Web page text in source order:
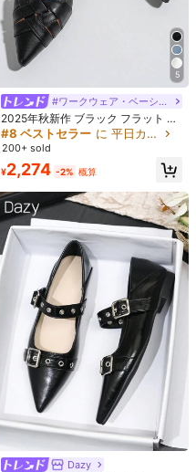
2025年秋 レディース キルティング
エンボス ボウ装飾 ブラック バレエ
フラット バレンタイン
500+ sold (1000+)
¥1,763 -4% 概算
5
#ワークウェア・ベーシックス
2025年秋新作 ブラック フラット 中
空デザイン レディースシューズ ソフ
トソール(アッパーはランダム)
#8 ベストセラー に 平日カジュアル 靴
200+ sold
¥2,274 -2% 概算
Dazy
#1 ベストセラー パンク レディースフラットシューズ
売り切れ間近！